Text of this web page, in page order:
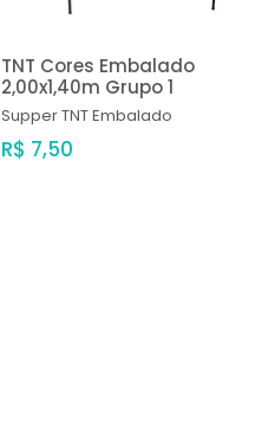
TNT Cores Embalado
2,00x1,40m Grupo 1
SupperTNT Embalado
R$ 7,50